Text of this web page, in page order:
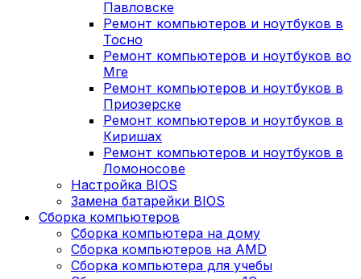
Павловске
Ремонт компьютеров и ноутбуков в
Тосно
Ремонт компьютеров и ноутбуков во
Мге
Ремонт компьютеров и ноутбуков в
Приозерске
Ремонт компьютеров и ноутбуков в
Киришах
Ремонт компьютеров и ноутбуков в
Ломоносове
Настройка BIOS
Замена батарейки BIOS
Сборка компьютеров
Сборка компьютера на дому
Сборка компьютеров на AMD
Сборка компьютера для учебы